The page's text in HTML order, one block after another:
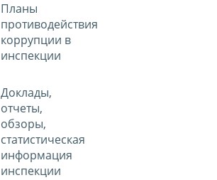
Планы
противодействия
коррупции в
инспекции
Доклады,
отчеты,
обзоры,
статистическая
информация
инспекции